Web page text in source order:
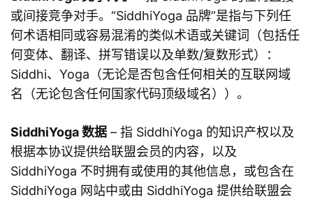
或间接竞争对手。“SiddhiYoga 品牌”是指与下列任
何术语相同或容易混淆的类似术语或关键词（包括任
何变体、翻译、拼写错误以及单数/复数形式）：
Siddhi、Yoga（无论是否包含任何相关的互联网域
名（无论包含任何国家代码顶级域名））。
SiddhiYoga 数据 – 指 SiddhiYoga 的知识产权以及
根据本协议提供给联盟会员的内容，以及
SiddhiYoga 不时拥有或使用的其他信息，或包含在
SiddhiYoga 网站中或由 SiddhiYoga 提供给联盟会